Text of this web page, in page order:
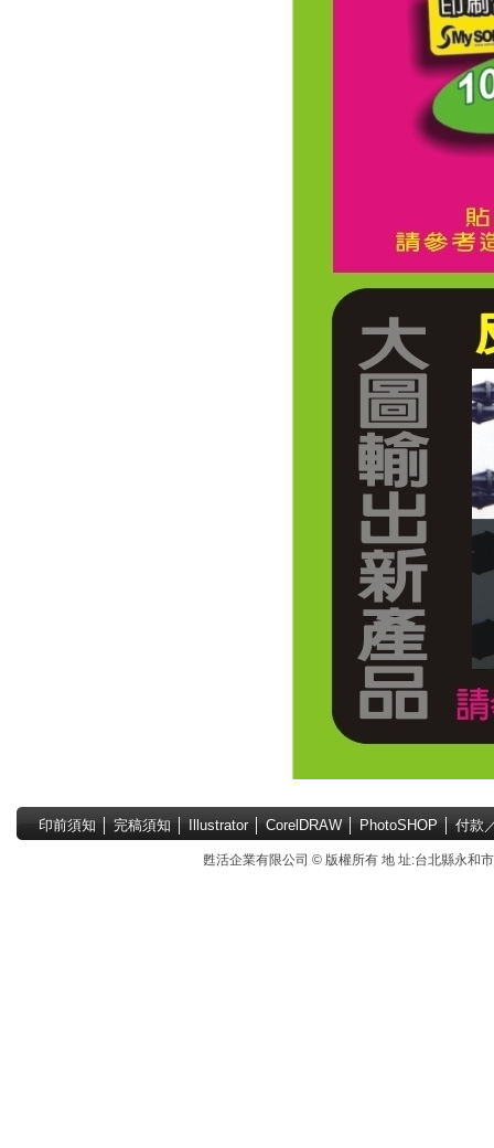
印前須知 完稿須知 Illustrator│ CorelDRAW│ PhotoSHOP 付款
甦活企業有限公司 © 版權所有 地 址:台北縣永